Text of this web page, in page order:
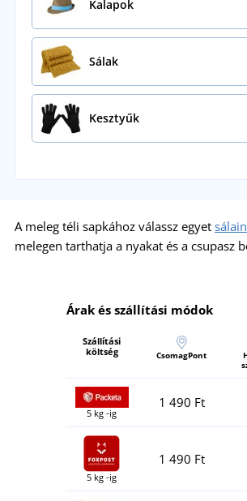
Kalapok
Sálak
Kesztyűk
A meleg téli sapkához válassz egyet
melegen tarthatja a nyakat és a csupasz
Árak és szállítási módok
Szállítási
költség
CsomagPont
5 kg -ig
1 490 Ft
5 kg -ig
1 490 Ft